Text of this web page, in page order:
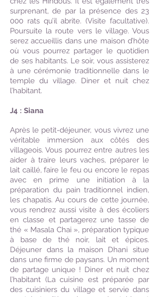
surprenant, de par la présence des 23
000 rats qu’il abrite. (Visite facultative).
Poursuite la route vers le village. Vous
serez accueillis dans une maison d’hôte
où vous pourrez partager le quotidien
de ses habitants. Le soir, vous assisterez
à une cérémonie traditionnelle dans le
temple du village. Diner et nuit chez
l’habitant.
J4 : Siana
Après le petit-déjeuner, vous vivrez une
véritable immersion aux côtés des
villageois. Vous pourrez entre autres les
aider à traire leurs vaches, préparer le
lait caillé, faire le feu ou encore le repas
avec en prime une initiation à la
préparation du pain traditionnel indien,
les chapatis. Au cours de cette journée,
vous rendrez aussi visite à des écoliers
en classe et partagerez une tasse de
thé « Masala Chai », préparation typique
à base de thé noir, lait et épices.
Déjeuner dans la maison Dhani situe
dans une firme de paysans. Un moment
de partage unique ! Diner et nuit chez
l’habitant (La cuisine est préparée par
des cuisiniers du village et servie dans